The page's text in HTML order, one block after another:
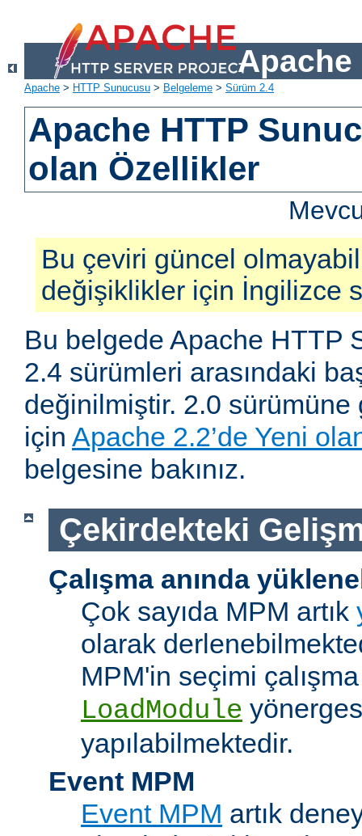
Apache
Apache > HTTP Sunucusu > Belgeleme > Sürüm 2.4
Apache HTTP
olan Özellikler
Bu çeviri güncel
değişiklikler için İngilizce
Bu belgede Apache HTTP
2.4 sürümleri arasındaki
değinilmiştir. 2.0
için Apache 2.2’de Yeni
belgesine bakınız.
Çekirdekteki
Çalışma anında
Çok sayıda MPM artık
olarak
MPM'in seçimi
LoadModule
yapılabilmektedir.
Event MPM
Event MPM artık